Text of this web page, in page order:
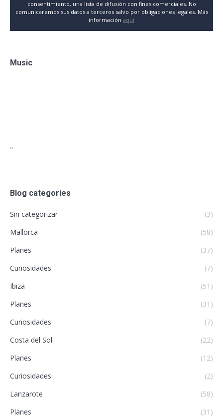
consentimiento, una lista de difusión con fines comerciales. No
comunicaremos sus datos a terceros salvo por obligaciones legales. Más
información aquí
Music
"
Blog categories
Sin categorizar
(3)
Mallorca
(58)
Planes
(37)
Curiosidades
(7)
Ibiza
(51)
Planes
(31)
Curiosidades
(7)
Costa del Sol
(22)
Planes
(12)
Curiosidades
(2)
Lanzarote
(58)
Planes
(31)